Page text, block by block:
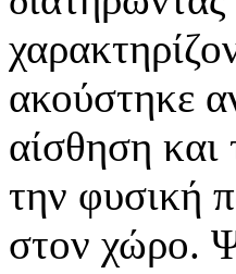
ακούστηκε
αίσθηση και
την φυσική
στον χώρο.